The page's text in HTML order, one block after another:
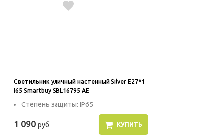
Светильник уличный настенный Silver E27*1
I65 Smartbuy SBL16795 AE
Степень защиты: IP65
1 090 руб КУПИТЬ